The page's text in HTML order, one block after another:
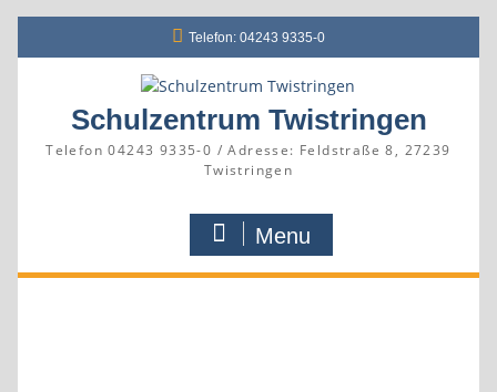
Telefon: 04243 9335-0
Schulzentrum Twistringen
Telefon 04243 9335-0 / Adresse: Feldstraße 8, 27239
Twistringen
Menu